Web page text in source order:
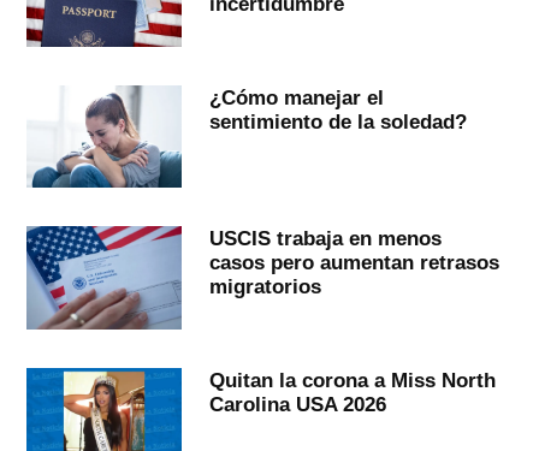
¿Cómo manejar el
sentimiento de la soledad?
USCIS trabaja en menos
casos pero aumentan retrasos
migratorios
Quitan la corona a Miss North
Carolina USA 2026